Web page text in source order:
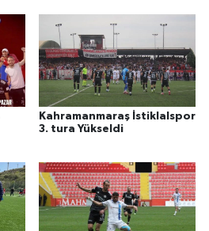
Kahramanmaraş İstiklalspor
3. tura Yükseldi